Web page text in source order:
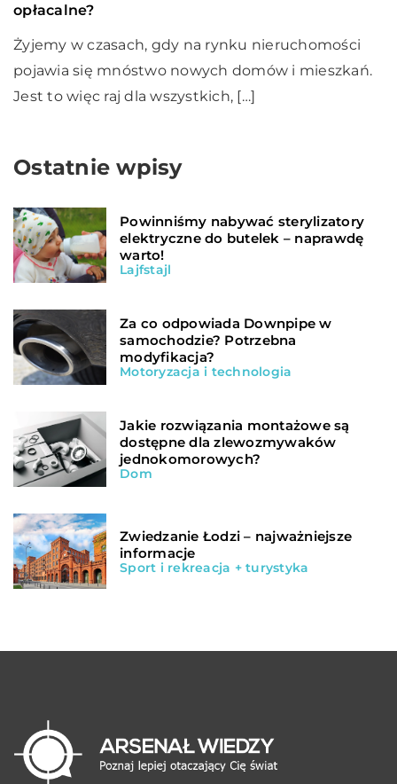
opłacalne?
Żyjemy w czasach, gdy na rynku nieruchomości
pojawia się mnóstwo nowych domów i mieszkań.
Jest to więc raj dla wszystkich, […]
Ostatnie wpisy
Powinniśmy nabywać sterylizatory
elektryczne do butelek – naprawdę
warto!
Lajfstajl
Za co odpowiada Downpipe w
samochodzie? Potrzebna
modyfikacja?
Motoryzacja i technologia
Jakie rozwiązania montażowe są
dostępne dla zlewozmywaków
jednokomorowych?
Dom
Zwiedzanie Łodzi – najważniejsze
informacje
Sport i rekreacja + turystyka